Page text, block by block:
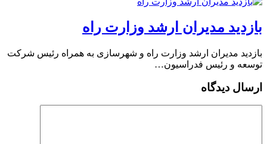
بازدید مدیران ارشد وزارت راه
بازدید مدیران ارشد وزارت راه و شهرسازی به همراه رئیس شرکت
توسعه و رئیس فدراسیون…
ارسال دیدگاه